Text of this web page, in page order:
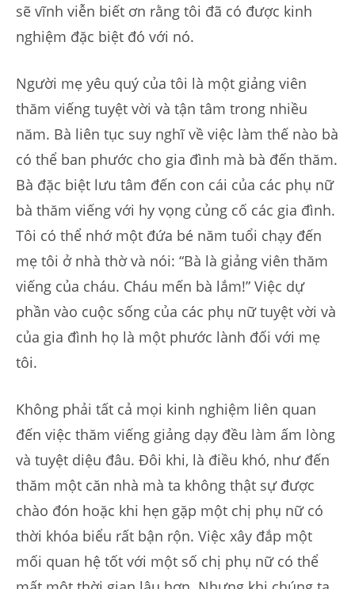
sẽ vĩnh viễn biết ơn rằng tôi đã có được kinh
nghiệm đặc biệt đó với nó.
Người mẹ yêu quý của tôi là một giảng viên
thăm viếng tuyệt vời và tận tâm trong nhiều
năm. Bà liên tục suy nghĩ về việc làm thế nào bà
có thể ban phước cho gia đình mà bà đến thăm.
Bà đặc biệt lưu tâm đến con cái của các phụ nữ
bà thăm viếng với hy vọng củng cố các gia đình.
Tôi có thể nhớ một đứa bé năm tuổi chạy đến
mẹ tôi ở nhà thờ và nói: “Bà là giảng viên thăm
viếng của cháu. Cháu mến bà lắm!” Việc dự
phần vào cuộc sống của các phụ nữ tuyệt vời và
của gia đình họ là một phước lành đối với mẹ
tôi.
Không phải tất cả mọi kinh nghiệm liên quan
đến việc thăm viếng giảng dạy đều làm ấm lòng
và tuyệt diệu đâu. Đôi khi, là điều khó, như đến
thăm một căn nhà mà ta không thật sự được
chào đón hoặc khi hẹn gặp một chị phụ nữ có
thời khóa biểu rất bận rộn. Việc xây đắp một
mối quan hệ tốt với một số chị phụ nữ có thể